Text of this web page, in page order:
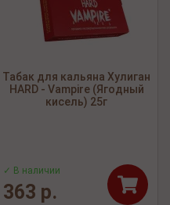
Табак для кальяна Хулиган
HARD - Vampire (Ягодный
кисель) 25г
✓ В наличии
363 р.